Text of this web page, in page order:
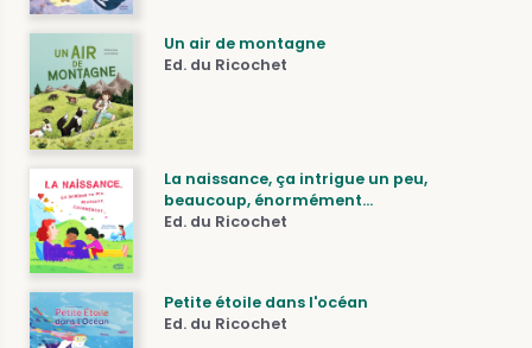
Un air de montagne
Ed. du Ricochet
La naissance, ça intrigue un peu,
beaucoup, énormément...
Ed. du Ricochet
Petite étoile dans l'océan
Ed. du Ricochet